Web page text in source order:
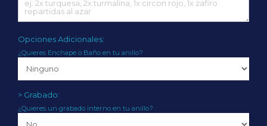
Opciones Adicionales:
¿Quieres Enchape o Baño en tu anillo?
> Grabado:
¿Quieres un grabado interno en tu anillo?